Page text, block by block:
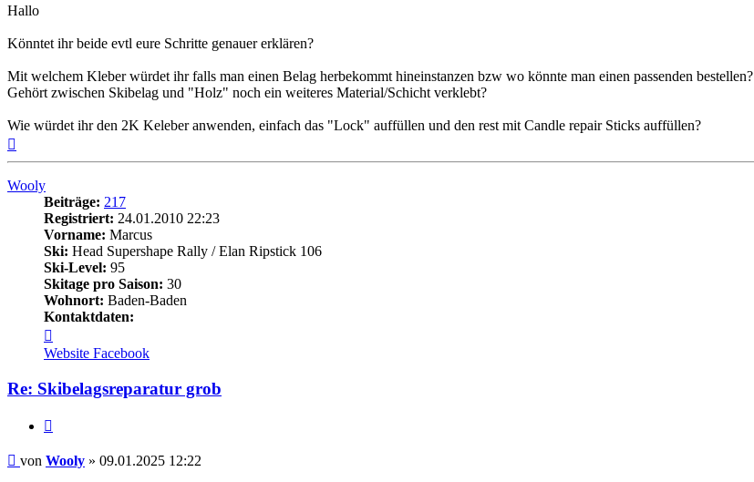
Hallo
Könntet ihr beide evtl eure Schritte genauer erklären?
Mit welchem Kleber würdet ihr falls man einen Belag herbekommt hineinstanzen bzw wo könnte man einen passenden bestellen?
Gehört zwischen Skibelag und "Holz" noch ein weiteres Material/Schicht verklebt?
Wie würdet ihr den 2K Keleber anwenden, einfach das "Lock" auffüllen und den rest mit Candle repair Sticks auffüllen?
Wooly
Beiträge: 217
Registriert: 24.01.2010 22:23
Vorname: Marcus
Ski: Head Supershape Rally / Elan Ripstick 106
Ski-Level: 95
Skitage pro Saison: 30
Wohnort: Baden-Baden
Kontaktdaten:
von
Wooly
Website Facebook
Re: Skibelagsreparatur grob
Beitrag
von Wooly » 09.01.2025 12:22